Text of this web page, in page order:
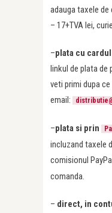
adauga taxele
– 17+TVA lei,
–plata cu
linkul de plata de
veti primi dupa
email:
–plata si prin
incluzand taxele
comisionul
comanda.
– direct, in